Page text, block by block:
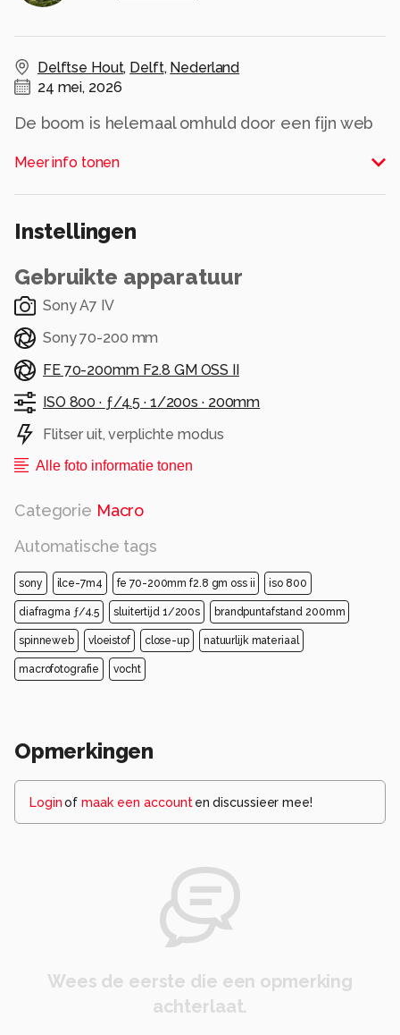
Delftse Hout, Delft, Nederland
24 mei, 2026
De boom is helemaal omhuld door een fijn web
stellen op een deel ervan wordt het beeld bijna
abstract, een spel van lijnen en patronen. Op de
zichtbaar, alsof de boom rustig doorleeft onder
Alle rechten voorbehouden
Meer info tonen
Instellingen
Gebruikte apparatuur
Sony A7 IV
Sony 70-200 mm
FE 70-200mm F2.8 GM OSS II
ISO 800 · ƒ/4.5 · 1/200s · 200mm
Flitser uit, verplichte modus
Alle foto informatie tonen
Categorie Macro
Automatische tags
sony ilce-7m4 fe 70-200mm f2.8 gm oss ii iso 800
diafragma ƒ/4.5 sluitertijd 1/200s brandpuntafstand 200mm
spinneweb vloeistof close-up natuurlijk materiaal
macrofotografie vocht
Opmerkingen
Loginof maak een account en discussieer mee!
Wees de eerste die een opmerking
achterlaat.